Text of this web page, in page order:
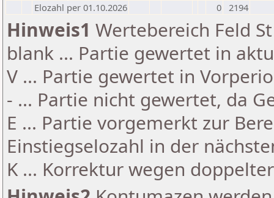
Elozahl per 01.10.2026
0 2194
Hinweis1 Wertebereich Feld
blank ... Partie gewertet in
V ... Partie gewertet in
- ... Partie nicht gewertet, da
E ... Partie vorgemerkt zur
Einstiegselozahl in der
K ... Korrektur wegen